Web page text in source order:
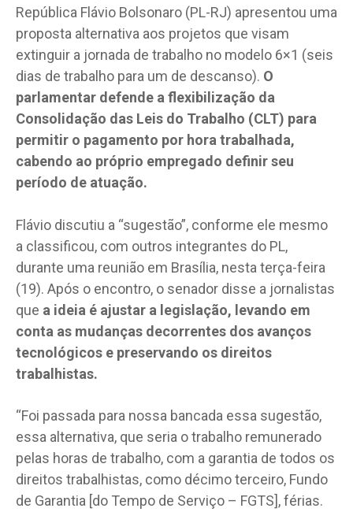
República Flávio Bolsonaro (PL-RJ) apresentou uma
proposta alternativa aos projetos que visam
extinguir a jornada de trabalho no modelo 6×1 (seis
dias de trabalho para um de descanso). O
parlamentar defende a flexibilização da
Consolidação das Leis do Trabalho (CLT) para
permitir o pagamento por hora trabalhada,
cabendo ao próprio empregado definir seu
período de atuação.
Flávio discutiu a “sugestão”, conforme ele mesmo
a classificou, com outros integrantes do PL,
durante uma reunião em Brasília, nesta terça-feira
(19). Após o encontro, o senador disse a jornalistas
que a ideia é ajustar a legislação, levando em
conta as mudanças decorrentes dos avanços
tecnológicos e preservando os direitos
trabalhistas.
“Foi passada para nossa bancada essa sugestão,
essa alternativa, que seria o trabalho remunerado
pelas horas de trabalho, com a garantia de todos os
direitos trabalhistas, como décimo terceiro, Fundo
de Garantia [do Tempo de Serviço – FGTS], férias.